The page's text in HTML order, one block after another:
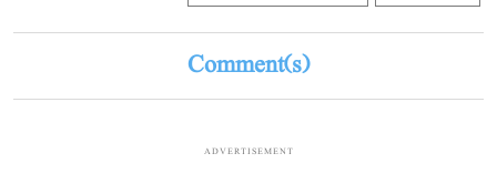
Comment(s)
ADVERTISEMENT